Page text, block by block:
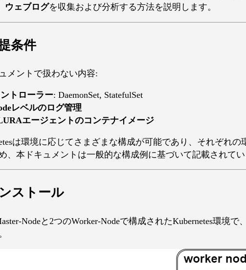
ウェブログを収集および分析する方法を説明します。
条件
メントで扱わない内容:
トローラー: DaemonSet, StatefulSet
レベルのログ管理
エージェントのコンテナイメージ
は環境に応じてさまざまな構成が可能であり、それぞれの
、本ドキュメントは一般的な構成例に基づいて記載されてい
ストール
Nodeと2つのWorker-Nodeで構成されたKubernetes環境